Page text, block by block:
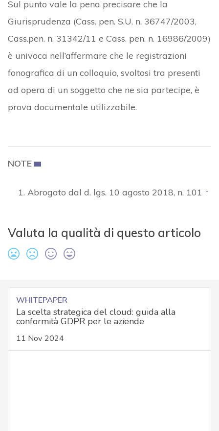
Sul punto vale la pena precisare che la
Giurisprudenza (Cass. pen. S.U. n. 36747/2003,
Cass.pen. n. 31342/11 e Cass. pen. n. 16986/2009)
è univoca nell’affermare che le registrazioni
fonografica di un colloquio, svoltosi tra presenti
ad opera di un soggetto che ne sia partecipe, è
prova documentale utilizzabile.
NOTE
Abrogato dal d. lgs. 10 agosto 2018, n. 101 ↑
Valuta la qualità di questo articolo
WHITEPAPER
La scelta strategica del cloud: guida alla
conformità GDPR per le aziende
11 Nov 2024